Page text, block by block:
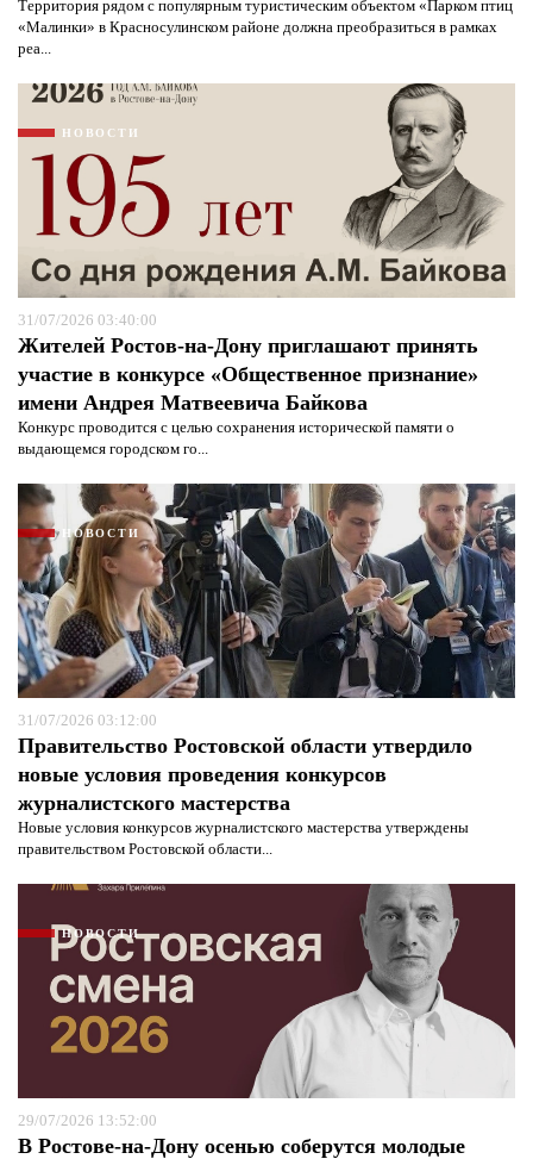
Территория рядом с популярным туристическим объектом «Парком птиц
«Малинки» в Красносулинском районе должна преобразиться в рамках
реа...
НОВОСТИ
31/07/2026 03:40:00
Жителей Ростов-на-Дону приглашают принять
участие в конкурсе «Общественное признание»
имени Андрея Матвеевича Байкова
Конкурс проводится с целью сохранения исторической памяти о
выдающемся городском го...
НОВОСТИ
31/07/2026 03:12:00
Правительство Ростовской области утвердило
новые условия проведения конкурсов
журналистского мастерства
Новые условия конкурсов журналистского мастерства утверждены
правительством Ростовской области...
НОВОСТИ
29/07/2026 13:52:00
В Ростове-на-Дону осенью соберутся молодые
Я согласен сполитикой конфиденциальности и
защиты информации*
Я согласен сполитикой конфиденциальности и
защиты информации*